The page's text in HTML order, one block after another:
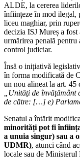
ALDE, la cererea
înființeze în mod ilegal,
liceu maghiar, prin
decizia ISJ Mureș a
urmărirea penală
control judiciar.
Însă o inițiativă
în forma modificată de
un nou alineat la art. 45
„Unităţi de învăţământ
de către: […] e)
Senatul a întărit
minorități pot fi
a unuia singur) sau a
UDMR), atunci când
locale sau de Ministerul